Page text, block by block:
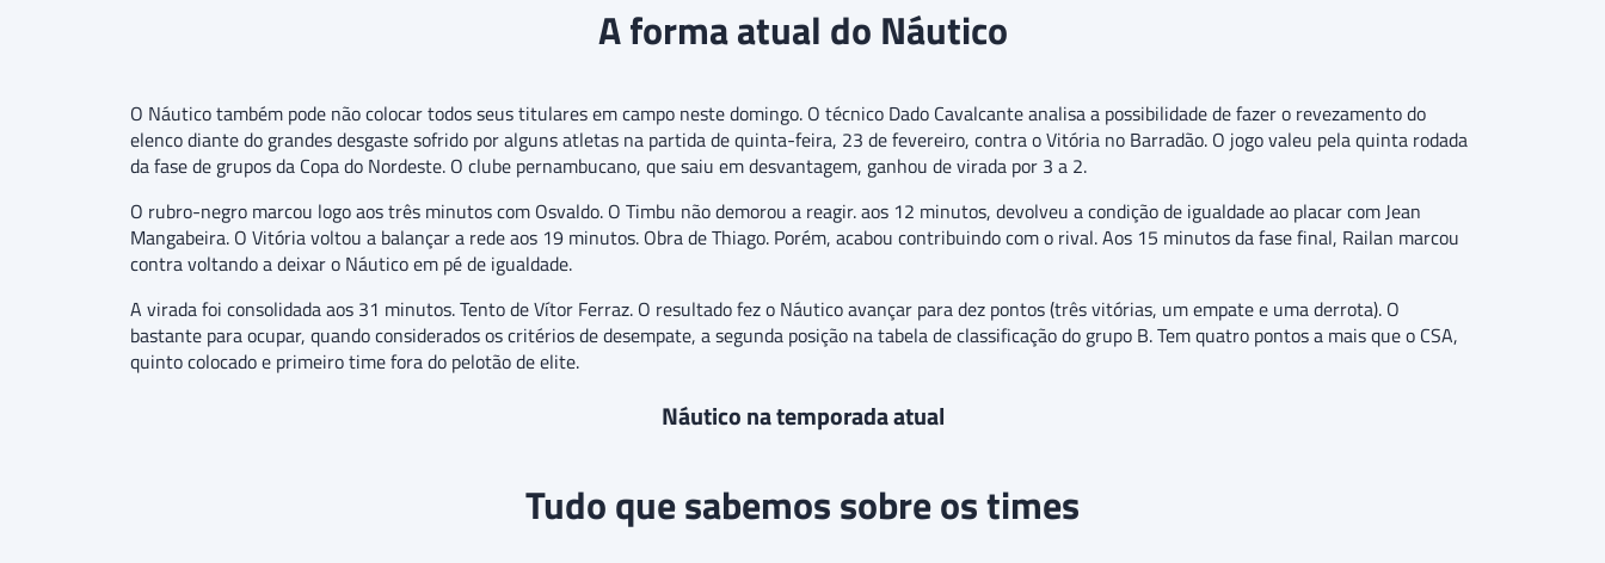
A forma atual do Náutico
O Náutico também pode não colocar todos seus titulares em campo neste domingo. O técnico Dado Cavalcante analisa a possibilidade de fazer o revezamento do
elenco diante do grandes desgaste sofrido por alguns atletas na partida de quinta-feira, 23 de fevereiro, contra o Vitória no Barradão. O jogo valeu pela quinta rodada
da fase de grupos da Copa do Nordeste. O clube pernambucano, que saiu em desvantagem, ganhou de virada por 3 a 2.
O rubro-negro marcou logo aos três minutos com Osvaldo. O Timbu não demorou a reagir. aos 12 minutos, devolveu a condição de igualdade ao placar com Jean
Mangabeira. O Vitória voltou a balançar a rede aos 19 minutos. Obra de Thiago. Porém, acabou contribuindo com o rival. Aos 15 minutos da fase final, Railan marcou
contra voltando a deixar o Náutico em pé de igualdade.
A virada foi consolidada aos 31 minutos. Tento de Vítor Ferraz. O resultado fez o Náutico avançar para dez pontos (três vitórias, um empate e uma derrota). O
bastante para ocupar, quando considerados os critérios de desempate, a segunda posição na tabela de classificação do grupo B. Tem quatro pontos a mais que o CSA,
quinto colocado e primeiro time fora do pelotão de elite.
Náutico na temporada atual
Tudo que sabemos sobre os times